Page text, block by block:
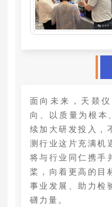
面向未来，天燚
向、以质量为根本
续加大研发投入，
测行业这片充满机
将与行业同仁携手
桨，向着更高的目
事业发展、助力检
礴力量。